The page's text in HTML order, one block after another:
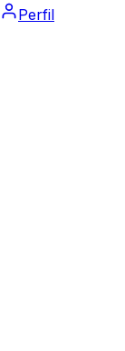
Perfil